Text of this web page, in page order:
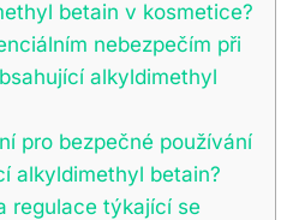
betain v kosmetice?
nebezpečím při
alkyldimethyl
pro bezpečné používání
alkyldimethyl betain?
regulace týkající se